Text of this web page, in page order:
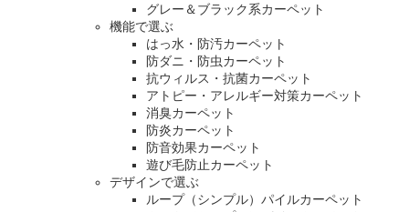
グレー＆ブラック系カーペット
機能で選ぶ
はっ水・防汚カーペット
防ダニ・防虫カーペット
抗ウィルス・抗菌カーペット
アトピー・アレルギー対策カーペット
消臭カーペット
防炎カーペット
防音効果カーペット
遊び毛防止カーペット
デザインで選ぶ
ループ（シンプル）パイルカーペット